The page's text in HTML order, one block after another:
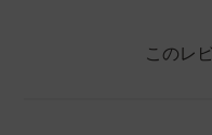
このレ